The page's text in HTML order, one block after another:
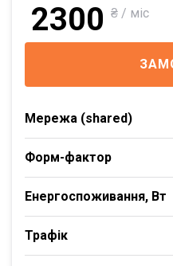
2300 ₴ / міс
Мережа (shared)
Форм-фактор
Енергоспоживання, Вт
Трафік